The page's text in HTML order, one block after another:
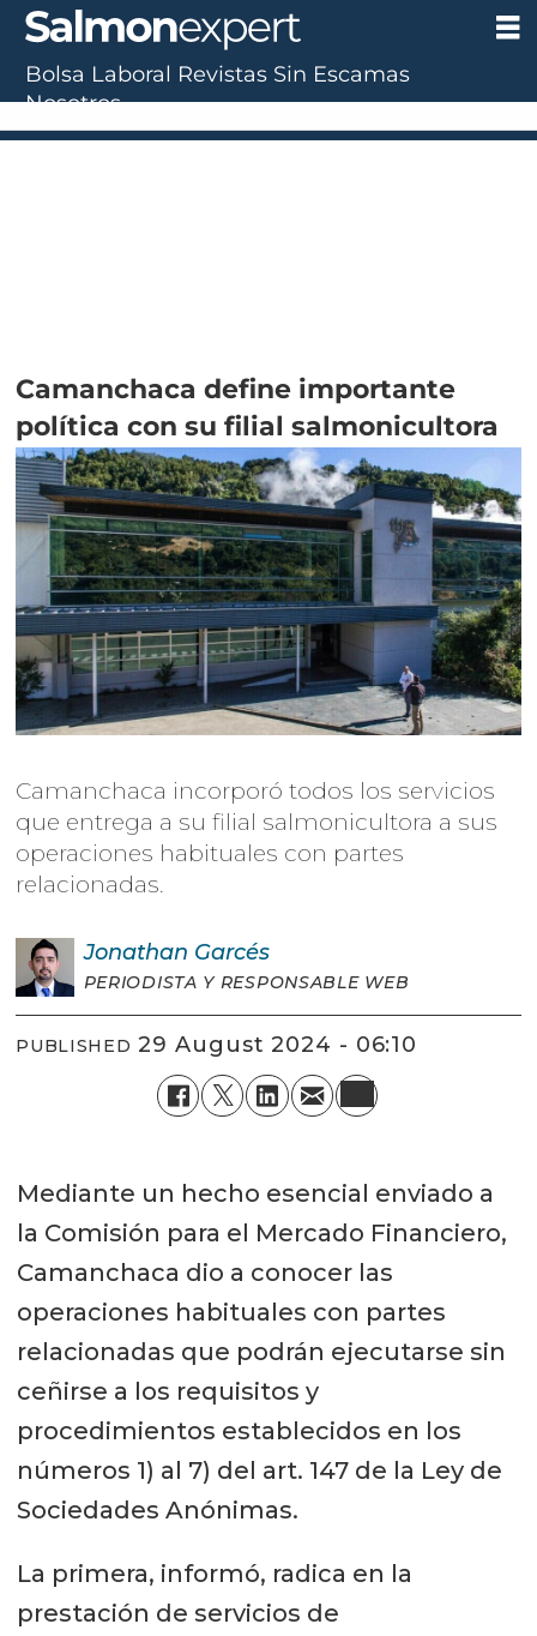
Camanchaca define importante
política con su filial salmonicultora
Camanchaca incorporó todos los servicios
que entrega a su filial salmonicultora a sus
operaciones habituales con partes
relacionadas.
Jonathan Garcés
PERIODISTA Y RESPONSABLE WEB
PUBLISHED 29 August 2024 - 06:10
Mediante un hecho esencial enviado a
la Comisión para el Mercado Financiero,
Camanchaca dio a conocer las
operaciones habituales con partes
relacionadas que podrán ejecutarse sin
ceñirse a los requisitos y
procedimientos establecidos en los
números 1) al 7) del art. 147 de la Ley de
Sociedades Anónimas.
La primera, informó, radica en la
prestación de servicios de
Bolsa Laboral Revistas Sin Escamas
Nosotros